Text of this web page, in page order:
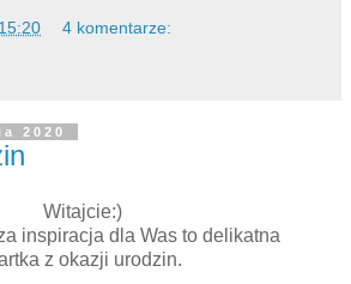
15:20 4 komentarze:
2020
Witajcie:)
inspiracja dla Was to delikatna
z okazji urodzin.